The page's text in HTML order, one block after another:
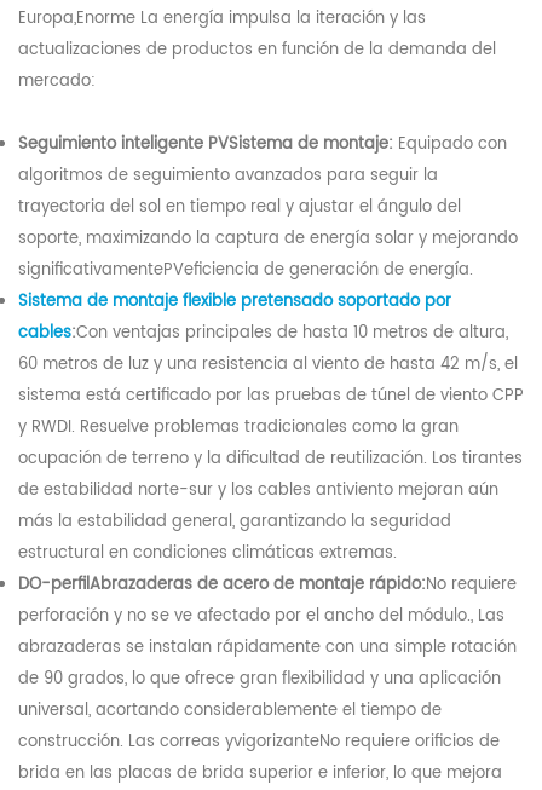
Europa,Enorme La energía impulsa la iteración y las
actualizaciones de productos en función de la demanda del
mercado:
Seguimiento inteligente PVSistema de montaje: Equipado con
algoritmos de seguimiento avanzados para seguir la
trayectoria del sol en tiempo real y ajustar el ángulo del
soporte, maximizando la captura de energía solar y mejorando
significativamentePVeficiencia de generación de energía.
Sistema de montaje flexible pretensado soportado por
cables:Con ventajas principales de hasta 10 metros de altura,
60 metros de luz y una resistencia al viento de hasta 42 m/s, el
sistema está certificado por las pruebas de túnel de viento CPP
y RWDI. Resuelve problemas tradicionales como la gran
ocupación de terreno y la dificultad de reutilización. Los tirantes
de estabilidad norte-sur y los cables antiviento mejoran aún
más la estabilidad general, garantizando la seguridad
estructural en condiciones climáticas extremas.
DO-perfilAbrazaderas de acero de montaje rápido:No requiere
perforación y no se ve afectado por el ancho del módulo., Las
abrazaderas se instalan rápidamente con una simple rotación
de 90 grados, lo que ofrece gran flexibilidad y una aplicación
universal, acortando considerablemente el tiempo de
construcción. Las correas yvigorizanteNo requiere orificios de
brida en las placas de brida superior e inferior, lo que mejora